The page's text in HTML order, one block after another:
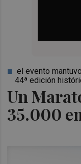
Un
35.000
el evento
44ª edición